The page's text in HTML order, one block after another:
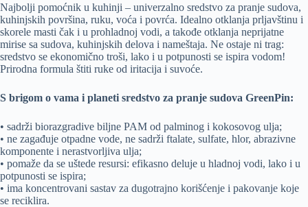
Najbolji pomoćnik u kuhinji – univerzalno sredstvo za pranje sudova,
kuhinjskih površina, ruku, voća i povrća. Idealno otklanja prljavštinu i
skorele masti čak i u prohladnoj vodi, a takođe otklanja neprijatne
mirise sa sudova, kuhinjskih delova i nameštaja. Ne ostaje ni trag:
sredstvo se ekonomično troši, lako i u potpunosti se ispira vodom!
Prirodna formula štiti ruke od iritacija i suvoće.
S brigom o vama i planeti sredstvo za pranje sudova GreenPin:
• sadrži biorazgradive biljne PAM od palminog i kokosovog ulja;
• ne zagađuje otpadne vode, ne sadrži ftalate, sulfate, hlor, abrazivne
komponente i nerastvorljiva ulja;
• pomaže da se uštede resursi: efikasno deluje u hladnoj vodi, lako i u
potpunosti se ispira;
• ima koncentrovani sastav za dugotrajno korišćenje i pakovanje koje
se reciklira.